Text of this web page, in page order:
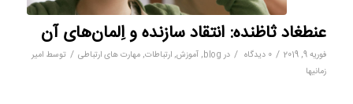
عنطغاد ثاظنده: انتقاد سازنده و اِلمان‌های آن
فوریه 9, 2019 / 0 دیدگاه / در blog
,آموزش,ارتباطات,مهارت های ارتباطی / توسط امیر
زمانیها